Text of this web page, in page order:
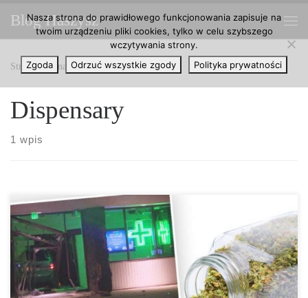
Przejdź do treści
Blog Haszysz
Strona główna » Dispensary
Dispensary
1 wpis
To było włamanie na miarę dobrego scenariusza. Nastolatkowie
wjechali Vanem do sklepu cannabisowego (Weed-Dispensary) w
Colorado Springs i ukradli… oregano. W środku nocy grupa
młodych ludzi wjechała minivanem przez wystawę w lokalny sklep
Nasza strona do prawidłowego funkcjonowania zapisuje na
twoim urządzeniu pliki cookies, tylko w celu szybszego
wczytywania strony.
Zgoda
Odrzuć wszystkie zgody Polityka prywatności